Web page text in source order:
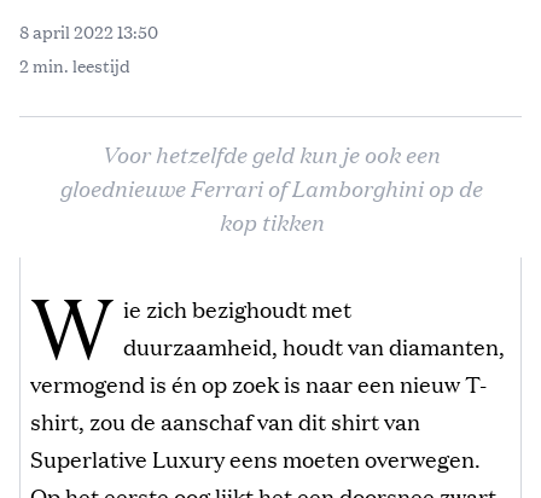
8 april 2022 13:50
2 min. leestijd
Voor hetzelfde geld kun je ook een
gloednieuwe Ferrari of Lamborghini op de
kop tikken
W ie zich bezighoudt met
duurzaamheid, houdt van diamanten,
vermogend is én op zoek is naar een nieuw T-
shirt, zou de aanschaf van dit shirt van
Superlative Luxury eens moeten overwegen.